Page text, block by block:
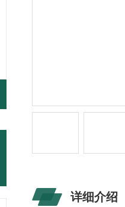
详细介绍